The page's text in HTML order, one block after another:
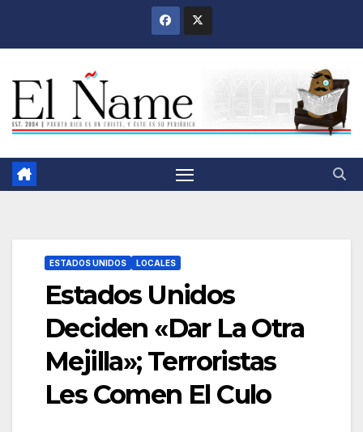
ESTADOS UNIDOS LOCALES
Estados Unidos
Deciden «Dar La Otra
Mejilla»; Terroristas
Les Comen El Culo